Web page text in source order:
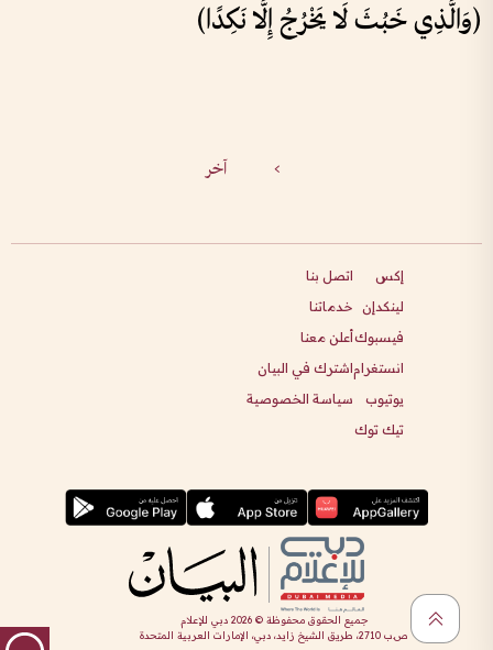
﴿وَالَّذِي خَبُثَ لَا يَخْرُجُ إِلَّا نَكِدًا﴾
> آخر
إكس
لينكدإن
فيسبوك
انستغرام
يوتيوب
تيك توك
اتصل بنا
خدماتنا
أعلن معنا
اشترك في البيان
سياسة الخصوصية
جميع الحقوق محفوظة ©2026 دبي للإعلام
ص.ب 2710، طريق الشيخ زايد، دبي، الإمارات العربية المتحدة